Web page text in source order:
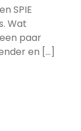
SPIE
Wat
paar
en [...]